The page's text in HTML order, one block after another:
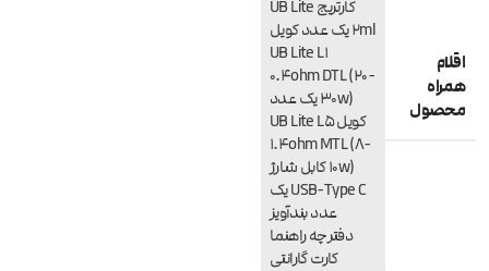
اقلام
همراه
محصول
کارتریج UB Lite
2ml یک عدد کویل
UB Lite L1
0.4ohm DTL (20-
30w) یک عدد
کویل UB Lite L5
1.4ohm MTL (8-
10w) کابل شارژ
USB-Type C یک
عدد بندآویز
دفترچه راهنما
کارت گارانتی